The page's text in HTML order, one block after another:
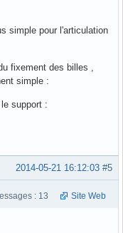
simple pour l'articulation
fixement des billes ,
simple :
support :
#5
2014-05-21 16:12:03
: 13 Site Web